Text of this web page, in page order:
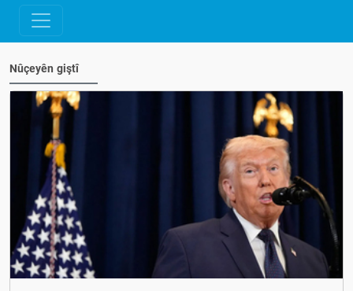
Nûçeyên giştî